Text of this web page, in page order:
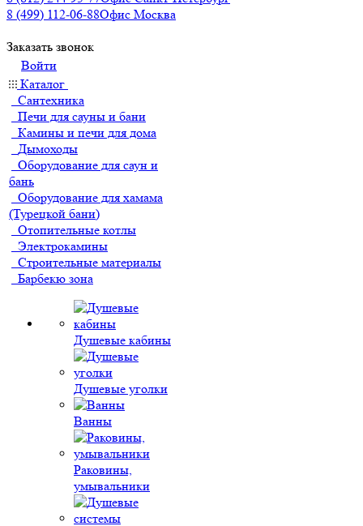
8 (499) 112-06-88Офис Москва
Заказать звонок
Войти
Каталог
Сантехника
Печи для сауны и бани
Камины и печи для дома
Дымоходы
Оборудование для саун и
бань
Оборудование для хамама
(Турецкой бани)
Отопительные котлы
Электрокамины
Строительные материалы
Барбекю зона
Душевые кабины
Душевые уголки
Ванны
Раковины,
умывальники